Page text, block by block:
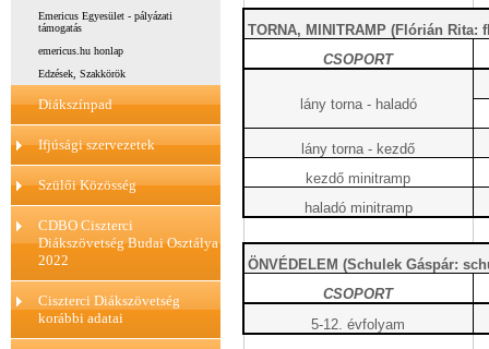
Emericus Egyesület - pályázati
támogatás
emericus.hu honlap
Edzések, Szakkörök
Diákszínpad
Ifjúsági szervezetek
Szülői Közösség
CDBO Ciszterci
Diákszövetség Budai Osztálya
2022
Ciszterci Diákszövetség
korábbi adatai
TORNA, MINITRAMP (Flórián Rita:
CSOPORT
lány torna - haladó
lány torna - kezdő
kezdő minitramp
haladó minitramp
ÖNVÉDELEM (Schulek Gáspár:
CSOPORT
5-12. évfolyam